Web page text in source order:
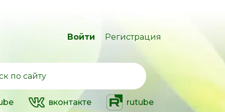
Войти Регистрация
вконтакте
rutube